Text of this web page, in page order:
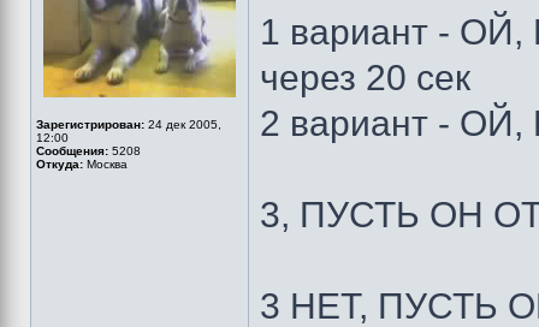
Зарегистрирован: 24 дек 2005,
12:00
Сообщения: 5208
Откуда: Москва
1 вариант -
через 20 сек
2 вариант -
3, ПУСТЬ ОН
3 НЕТ, ПУСТЬ